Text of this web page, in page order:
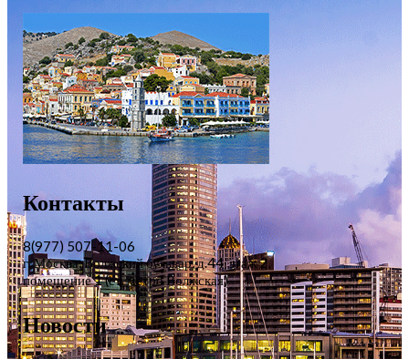
Контакты
8(977) 507-11-06
г. Москва, Волжский бульвар, д.44, этаж 2,
помещение 1 (ст. метро Волжская)
Новости